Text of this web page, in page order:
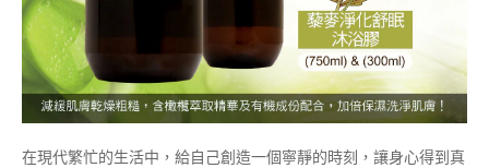
在現代繁忙的生活中，給自己創造一個寧靜的時刻，讓身心得到真